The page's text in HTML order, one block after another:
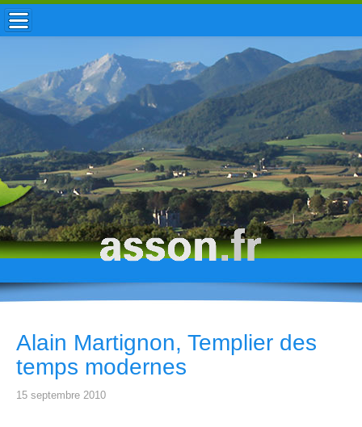
ACCUEIL / INFOS
MUNICIPALITÉ
VIE LOCALE
ENFANCE
TOURISME
HISTOIRE
Alain Martignon, Templier des
temps modernes
15 septembre 2010